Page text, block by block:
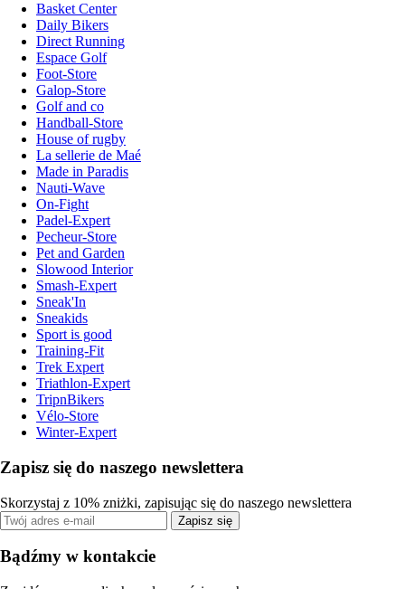
Basket Center
Daily Bikers
Direct Running
Espace Golf
Foot-Store
Galop-Store
Golf and co
Handball-Store
House of rugby
La sellerie de Maé
Made in Paradis
Nauti-Wave
On-Fight
Padel-Expert
Pecheur-Store
Pet and Garden
Slowood Interior
Smash-Expert
Sneak'In
Sneakids
Sport is good
Training-Fit
Trek Expert
Triathlon-Expert
TripnBikers
Vélo-Store
Winter-Expert
Zapisz się do naszego newslettera
Skorzystaj z 10% zniżki, zapisując się do naszego newslettera
Zapisz się
Bądźmy w kontakcie